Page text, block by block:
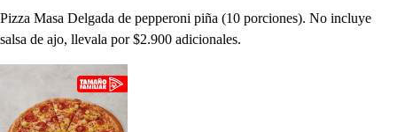
Pizza Masa Delgada de pepperoni piña (10 porciones). No incluye
salsa de ajo, llevala por $2.900 adicionales.